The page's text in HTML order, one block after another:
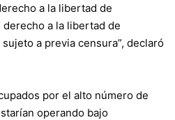
a la libertad de
a la libertad de
a previa censura”, declaró
por el alto número de
operando bajo